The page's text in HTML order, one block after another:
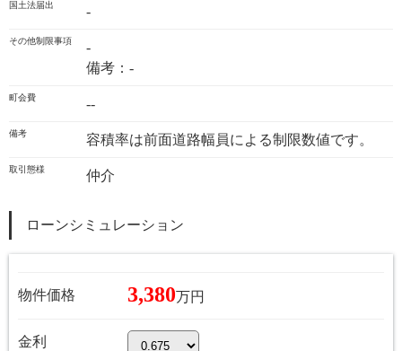
国土法届出 -
その他制限事項
-
備考：-
町会費 --
備考 容積率は前面道路幅員による制限数値です。
取引態様 仲介
ローンシミュレーション
物件価格 3,380万円
金利